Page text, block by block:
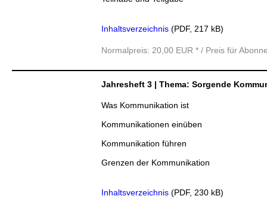
Inhaltsverzeichnis (PDF, 217 kB)
Normalpreis: 20,00 EUR * / Preis für
Jahresheft 3 | Thema: Sorgende
Was Kommunikation ist
Kommunikationen einüben
Kommunikation führen
Grenzen der Kommunikation
Inhaltsverzeichnis (PDF, 230 kB)